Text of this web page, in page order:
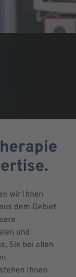
wir Ihnen
dem Gebiet
und
Sie bei allen
Ihnen